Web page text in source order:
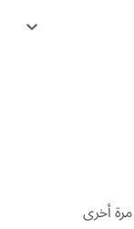
أخرى